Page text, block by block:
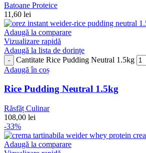
Batoane Proteice
11,60 lei
Adaugă la comparare
Vizualizare rapidă
Adaugă la lista de dorințe
Cantitate Rice Pudding Neutral 1.5kg
Adaugă în coș
Rice Pudding Neutral 1.5kg
Răsfăț Culinar
108,00 lei
-33%
Adaugă la comparare